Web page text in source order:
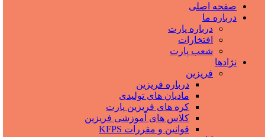
صفحه اصلی
درباره ما
درباره پارت
افتخارات
شعب پارت
نژادها
فریزین
درباره فریزین
مادیان های تولیدی
کره های فریزین پارت
کلاس های آموزشی فریزین
قوانین و مقررات KFPS